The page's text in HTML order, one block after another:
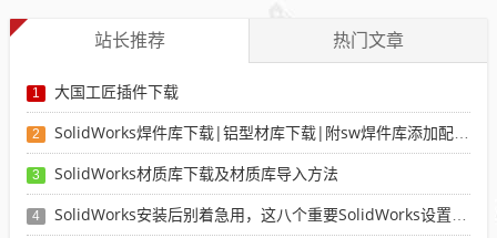
站长推荐 热门文章
1 大国工匠插件下载
2 SolidWorks焊件库下载|铝型材库下载|附sw焊件库添加配置使用教程
3 SolidWorks材质库下载及材质库导入方法
4 SolidWorks安装后别着急用，这八个重要SolidWorks设置可以提高你的画图效率